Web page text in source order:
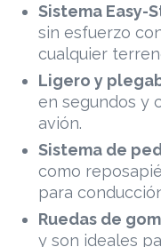
Sistema Easy-
sin esfuerzo
cualquier
Ligero y
en segundos y
avión.
Sistema de
como
para
Ruedas de
y son ideales